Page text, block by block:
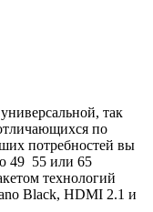
так
по
потребностей вы
49 55 или 65
технологий
Black, HDMI 2.1 и